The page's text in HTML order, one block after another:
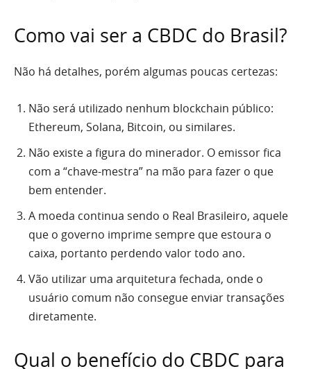
Como vai ser a CBDC do Brasil?
Não há detalhes, porém algumas poucas certezas:
Não será utilizado nenhum blockchain público:
Ethereum, Solana, Bitcoin, ou similares.
Não existe a figura do minerador. O emissor fica
com a “chave-mestra” na mão para fazer o que
bem entender.
A moeda continua sendo o Real Brasileiro, aquele
que o governo imprime sempre que estoura o
caixa, portanto perdendo valor todo ano.
Vão utilizar uma arquitetura fechada, onde o
usuário comum não consegue enviar transações
diretamente.
Qual o benefício do CBDC para